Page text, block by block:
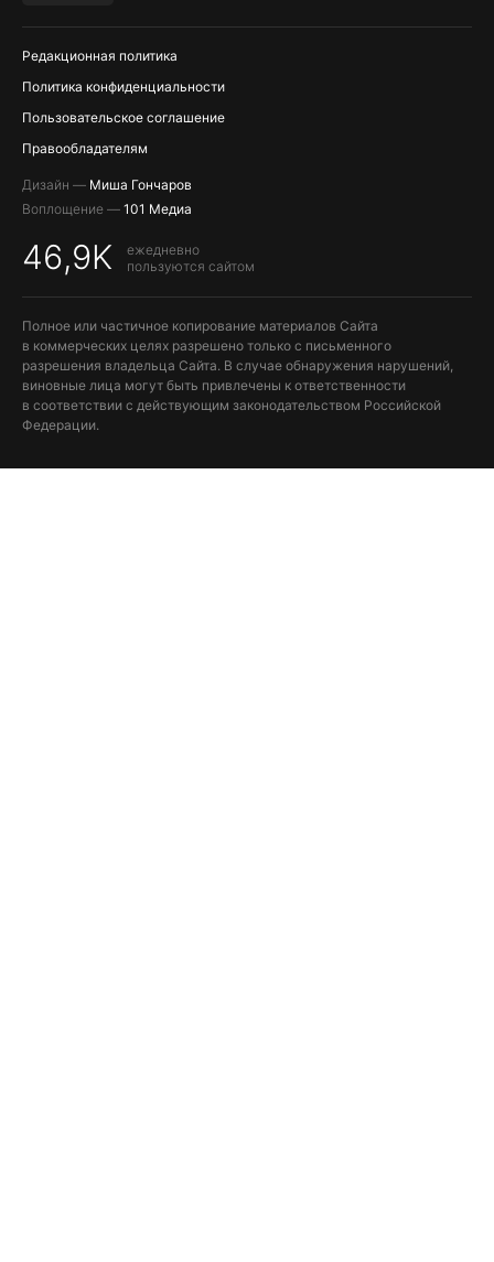
Редакционная политика
Политика конфиденциальности
Пользовательское соглашение
Правообладателям
Дизайн — Миша Гончаров
Воплощение — 101 Медиа
46,9K
ежедневно
пользуются сайтом
Полное или частичное копирование материалов Сайта
в коммерческих целях разрешено только с письменного
разрешения владельца Сайта. В случае обнаружения нарушений,
виновные лица могут быть привлечены к ответственности
в соответствии с действующим законодательством Российской
Федерации.